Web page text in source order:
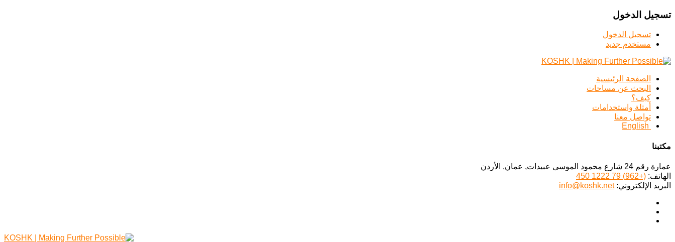
تسجيل الدخول
تسجيل الدخول
مستخدم جديد
الصفحة الرئيسية
البحث عن مساحات
كيف؟
أمثلة واستخدامات
تواصل معنا
English
مكتبنا
عمارة رقم 24 شارع محمود الموسى عبيدات, عمان, الأردن
الهاتف: (+962) 79 1222 450
البريد الإلكتروني:info@koshk.net